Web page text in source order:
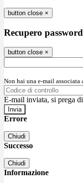
button close ×
Recupero password
button close ×
Non hai una e-mail
E-mail inviata, si prega
Errore
Chiudi
Successo
Chiudi
Informazione